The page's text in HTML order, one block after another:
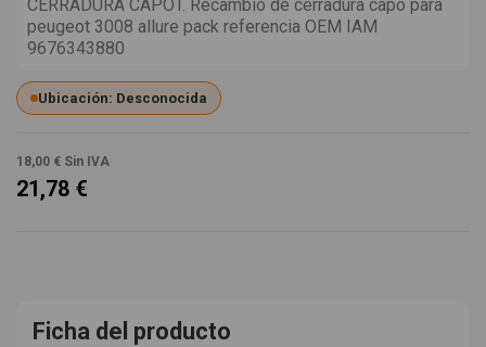
CERRADURA CAPOT. Recambio de cerradura capo para
peugeot 3008 allure pack referencia OEM IAM
9676343880
Ubicación: Desconocida
18,00 € Sin IVA
21,78 €
Ficha del producto